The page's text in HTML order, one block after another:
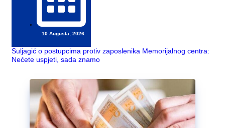
10 Augusta, 2026
Suljagić o postupcima protiv zaposlenika Memorijalnog centra:
Nećete uspjeti, sada znamo